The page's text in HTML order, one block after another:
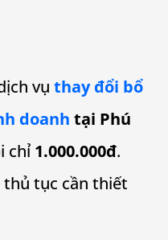
vụ thay đổi bổ
doanh tại Phú
chỉ 1.000.000đ.
thủ tục cần thiết